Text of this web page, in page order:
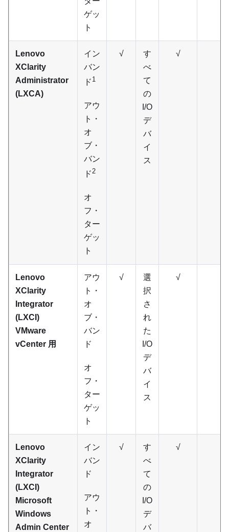
ゲッ
ト
Lenovo
XClarity
Administrator
(LXCA)
イン
バン
ド 1
アウ
ト・
オ
ブ・
バン
ド2
オ
フ・
ター
ゲッ
ト
√
す
べ
て
の
I/O
デ
バ
イ
ス
√
Lenovo
XClarity
Integrator
(LXCI)
VMware
vCenter 用
アウ
ト・
オ
ブ・
バン
ド
オ
フ・
ター
ゲッ
ト
√
選
択
さ
れ
た
I/O
デ
バ
イ
ス
√
Lenovo
XClarity
Integrator
(LXCI)
Microsoft
Windows
Admin Center
イン
バン
ド
アウ
ト・
オ
√
す
べ
て
の
I/O
デ
バ
√